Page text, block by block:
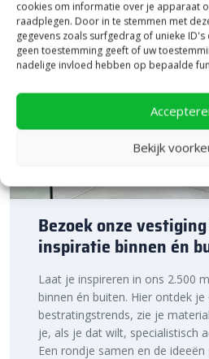
cookies om informatie over je apparaat
raadplegen. Door in te stemmen met
gegevens zoals surfgedrag of unieke
geen toestemming geeft of uw
nadelige invloed hebben op bepaalde
Bekijk
Bezoek onze
inspiratie binnen én
Laat je inspireren in ons 2.500
binnen én buiten. Hier ontdek je
bestratingstrends, zie je
je, als je dat wilt, specialistisch
Een rondje samen en de